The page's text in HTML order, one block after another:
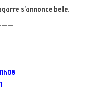
s’annonce belle.
11h08